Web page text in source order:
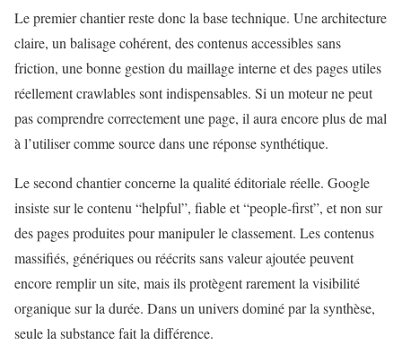
Le premier chantier reste donc la base technique. Une architecture
claire, un balisage cohérent, des contenus accessibles sans
friction, une bonne gestion du maillage interne et des pages utiles
réellement crawlables sont indispensables. Si un moteur ne peut
pas comprendre correctement une page, il aura encore plus de mal
à l’utiliser comme source dans une réponse synthétique.
Le second chantier concerne la qualité éditoriale réelle. Google
insiste sur le contenu “helpful”, fiable et “people-first”, et non sur
des pages produites pour manipuler le classement. Les contenus
massifiés, génériques ou réécrits sans valeur ajoutée peuvent
encore remplir un site, mais ils protègent rarement la visibilité
organique sur la durée. Dans un univers dominé par la synthèse,
seule la substance fait la différence.